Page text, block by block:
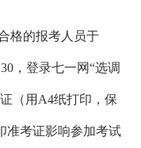
格的报考人员于
，登录七一网“选调
（用 A4纸打印，保
准考证影响参加考试